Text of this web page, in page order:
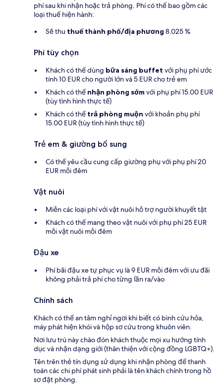
phí sau khi nhận hoặc trả phòng. Phí có thể bao gồm các
loại thuế hiện hành:
Sẽ thu thuế thành phố/địa phương 8.025 %
Phí tùy chọn
Khách có thể dùng bữa sáng buffet với phụ phí ước
tính 10 EUR cho người lớn và 5 EUR cho trẻ em
Khách có thể nhận phòng sớm với phụ phí 15.00 EUR
(tùy tình hình thực tế)
Khách có thể trả phòng muộn với khoản phụ phí
15.00 EUR (tùy tình hình thực tế)
Trẻ em & giường bổ sung
Có thể yêu cầu cung cấp giường phụ với phụ phí 20
EUR mỗi đêm
Vật nuôi
Miễn các loại phí với vật nuôi hỗ trợ người khuyết tật
Khách có thể mang theo vật nuôi với phụ phí 25 EUR
mỗi vật nuôi mỗi đêm
Đậu xe
Phí bãi đậu xe tự phục vụ là 9 EUR mỗi đêm với ưu đãi
không phải trả phí cho từng lần ra/vào
Chính sách
Khách có thể an tâm nghỉ ngơi khi biết có bình cứu hỏa,
máy phát hiện khói và hộp sơ cứu trong khuôn viên.
Nơi lưu trú này chào đón khách thuộc mọi xu hướng tính
dục và nhận dạng giới (thân thiện với cộng đồng LGBTQ+).
Tên trên thẻ tín dụng sử dụng khi nhận phòng để thanh
toán các chi phí phát sinh phải là tên khách chính trong hồ
sơ đặt phòng.